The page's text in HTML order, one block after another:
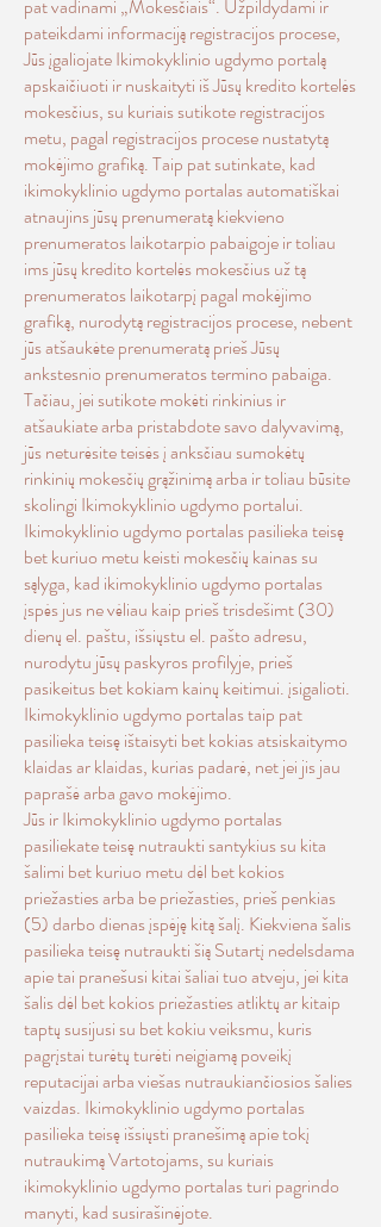
pat vadinami „Mokesčiais“. Užpildydami ir
pateikdami informaciją registracijos procese,
Jūs įgaliojate Ikimokyklinio ugdymo portalą
apskaičiuoti ir nuskaityti iš Jūsų kredito kortelės
mokesčius, su kuriais sutikote registracijos
metu, pagal registracijos procese nustatytą
mokėjimo grafiką. Taip pat sutinkate, kad
ikimokyklinio ugdymo portalas automatiškai
atnaujins jūsų prenumeratą kiekvieno
prenumeratos laikotarpio pabaigoje ir toliau
ims jūsų kredito kortelės mokesčius už tą
prenumeratos laikotarpį pagal mokėjimo
grafiką, nurodytą registracijos procese, nebent
jūs atšaukėte prenumeratą prieš Jūsų
ankstesnio prenumeratos termino pabaiga.
Tačiau, jei sutikote mokėti rinkinius ir
atšaukiate arba pristabdote savo dalyvavimą,
jūs neturėsite teisės į anksčiau sumokėtų
rinkinių mokesčių grąžinimą arba ir toliau būsite
skolingi Ikimokyklinio ugdymo portalui.
Ikimokyklinio ugdymo portalas pasilieka teisę
bet kuriuo metu keisti mokesčių kainas su
sąlyga, kad ikimokyklinio ugdymo portalas
įspės jus ne vėliau kaip prieš trisdešimt (30)
dienų el. paštu, išsiųstu el. pašto adresu,
nurodytu jūsų paskyros profilyje, prieš
pasikeitus bet kokiam kainų keitimui. įsigalioti.
Ikimokyklinio ugdymo portalas taip pat
pasilieka teisę ištaisyti bet kokias atsiskaitymo
klaidas ar klaidas, kurias padarė, net jei jis jau
paprašė arba gavo mokėjimo.
Jūs ir Ikimokyklinio ugdymo portalas
pasiliekate teisę nutraukti santykius su kita
šalimi bet kuriuo metu dėl bet kokios
priežasties arba be priežasties, prieš penkias
(5) darbo dienas įspėję kitą šalį. Kiekviena šalis
pasilieka teisę nutraukti šią Sutartį nedelsdama
apie tai pranešusi kitai šaliai tuo atveju, jei kita
šalis dėl bet kokios priežasties atliktų ar kitaip
taptų susijusi su bet kokiu veiksmu, kuris
pagrįstai turėtų turėti neigiamą poveikį
reputacijai arba viešas nutraukiančiosios šalies
vaizdas. Ikimokyklinio ugdymo portalas
pasilieka teisę išsiųsti pranešimą apie tokį
nutraukimą Vartotojams, su kuriais
ikimokyklinio ugdymo portalas turi pagrindo
manyti, kad susirašinėjote.